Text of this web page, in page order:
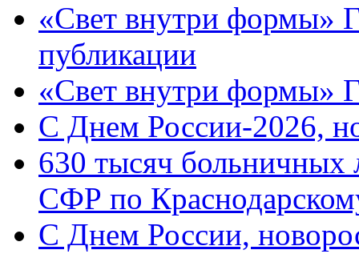
«Свет внутри формы»
публикации
«Свет внутри формы»
C Днем России-2026,
630 тысяч больничных
СФР по
C Днем России,